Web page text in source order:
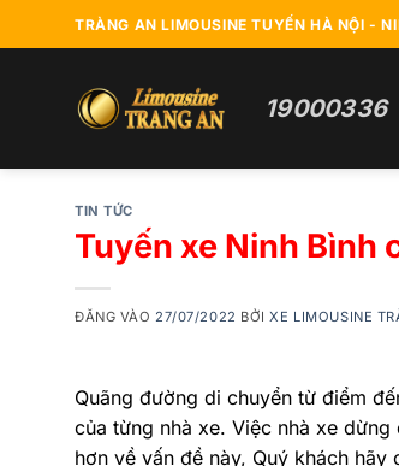
qua
TRÀNG AN LIMOUSINE TUYẾN HÀ NỘI -
19000336
TIN TỨC
Tuyến xe Ninh Bình
ĐĂNG VÀO 27/07/2022 BỞIXE LIMOUSINE
Quãng đường di chuyển từ điểm
của từng nhà xe. Việc nhà xe
hơn về vấn đề này, Quý khách